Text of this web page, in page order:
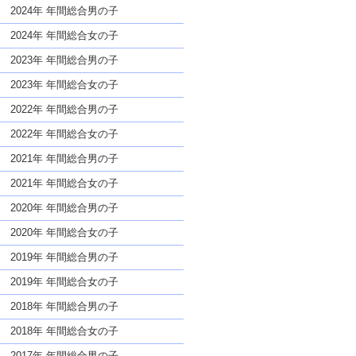
名前であっても奇抜すぎない
2024年 年間総合男の子
2024年 年間総合女の子
2023年 年間総合男の子
2023年 年間総合女の子
2022年 年間総合男の子
2022年 年間総合女の子
2021年 年間総合男の子
2021年 年間総合女の子
2020年 年間総合男の子
2020年 年間総合女の子
2019年 年間総合男の子
2019年 年間総合女の子
2018年 年間総合男の子
2018年 年間総合女の子